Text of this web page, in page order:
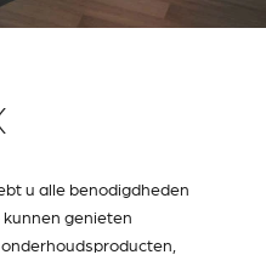
u alle benodigdheden
genieten